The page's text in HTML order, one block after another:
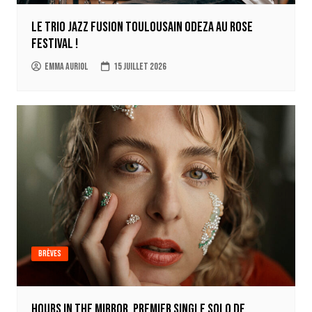
Le trio jazz fusion toulousain ODEZA au Rose
Festival !
Emma Auriol 15 juillet 2026
Brèves